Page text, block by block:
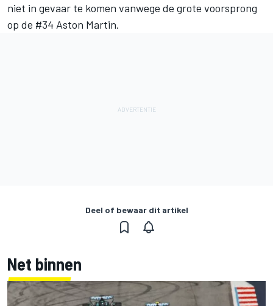
niet in gevaar te komen vanwege de grote voorsprong
op de #34 Aston Martin.
Deel of bewaar dit artikel
Net binnen